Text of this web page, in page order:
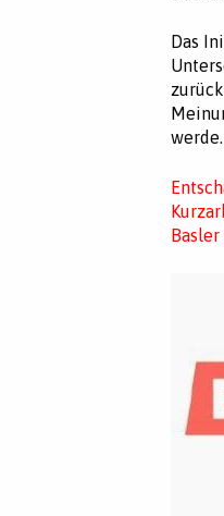
Das
werde.